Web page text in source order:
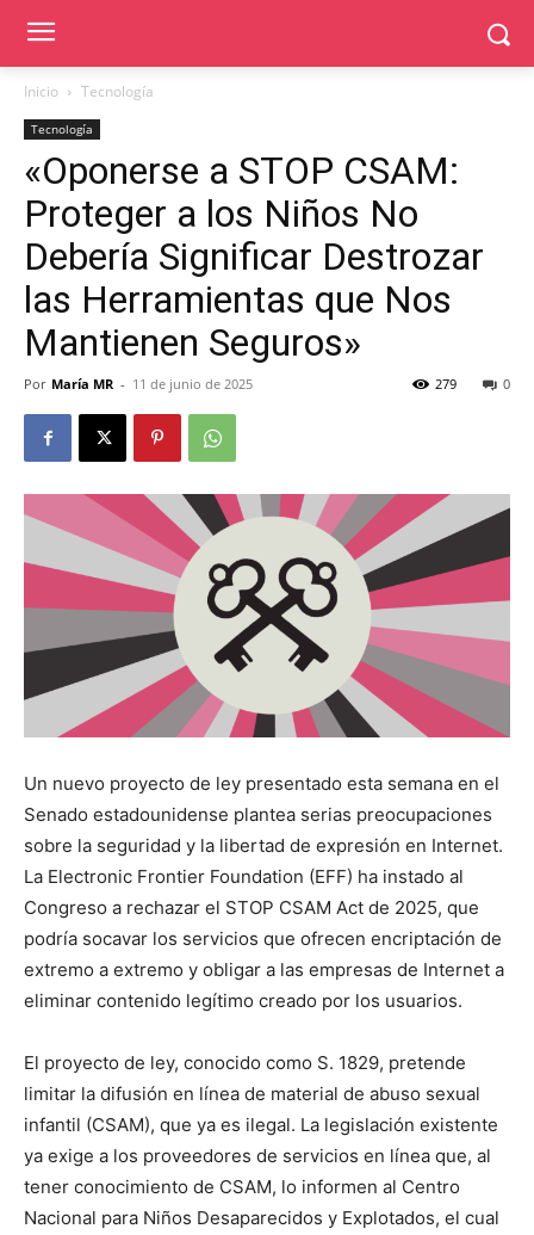
Inicio Tecnología
Tecnología
«Oponerse a STOP CSAM:
Proteger a los Niños No
Debería Significar Destrozar
las Herramientas que Nos
Mantienen Seguros»
Por María MR - 11 de junio de 2025 0
279
Un nuevo proyecto de ley presentado esta semana en el
Senado estadounidense plantea serias preocupaciones
sobre la seguridad y la libertad de expresión en Internet.
La Electronic Frontier Foundation (EFF) ha instado al
Congreso a rechazar el STOP CSAM Act de 2025, que
podría socavar los servicios que ofrecen encriptación de
extremo a extremo y obligar a las empresas de Internet a
eliminar contenido legítimo creado por los usuarios.
El proyecto de ley, conocido como S. 1829, pretende
limitar la difusión en línea de material de abuso sexual
infantil (CSAM), que ya es ilegal. La legislación existente
ya exige a los proveedores de servicios en línea que, al
tener conocimiento de CSAM, lo informen al Centro
Nacional para Niños Desaparecidos y Explotados, el cual